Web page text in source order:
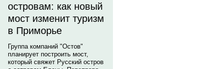
островам: как новый
мост изменит туризм
в Приморье
Группа компаний "Остов"
планирует построить мост,
который свяжет Русский остров